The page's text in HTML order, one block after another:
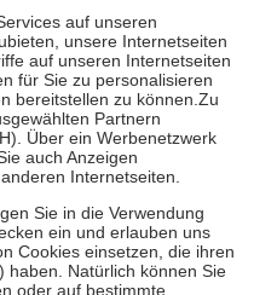
nie mehr als die
entrichten.
für Online-Apotheken.
beträgt die
zehn Euro je
für ihre eigene Gesundheit
der Familie zu unterstützen,
18. Lebensjahr